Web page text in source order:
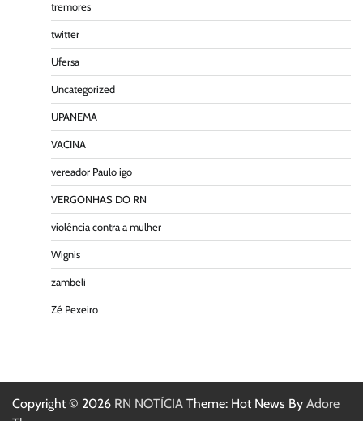
tremores
twitter
Ufersa
Uncategorized
UPANEMA
VACINA
vereador Paulo igo
VERGONHAS DO RN
violência contra a mulher
Wignis
zambeli
Zé Pexeiro
Copyright © 2026 RN NOTÍCIA Theme: Hot News By Adore